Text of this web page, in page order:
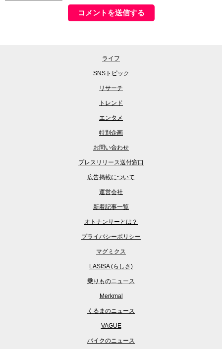
ライフ
SNSトピック
リサーチ
トレンド
エンタメ
特別企画
お問い合わせ
プレスリリース送付窓口
広告掲載について
運営会社
新着記事一覧
オトナンサーとは？
プライバシーポリシー
マグミクス
LASISA (らしさ)
乗りものニュース
Merkmal
くるまのニュース
VAGUE
バイクのニュース